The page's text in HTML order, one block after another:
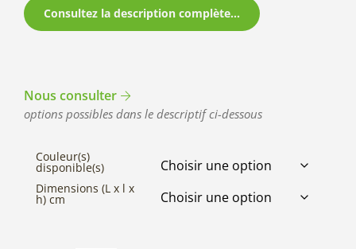
Consultez la description complète...
Nous consulter
options possibles dans le descriptif ci-dessous
Couleur(s)
disponible(s)
Dimensions (L x l x
h) cm